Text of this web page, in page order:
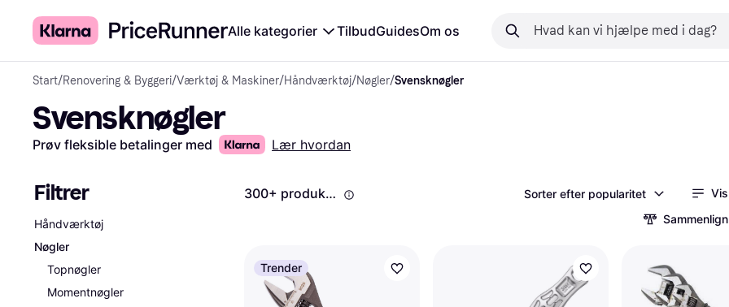
Alle kategorier TilbudGuidesOm os
Start/Renovering & Byggeri/Værktøj & Maskiner/Håndværktøj/Nøgler/Svensknøgler
Svensknøgler
Prøv fleksible betalinger med Lær hvordan
Filtrer
Håndværktøj
Nøgler
Topnøgler
Momentnøgler
300+ produkter Sorter efter popularitet
Trender